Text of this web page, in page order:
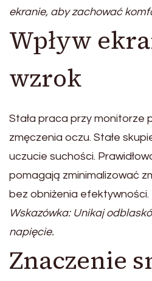
ekranie, aby zachować
Wpływ
wzrok
Stała praca przy monitorze
zmęczenia oczu. Stałe
uczucie suchości.
pomagają zminimalizować
bez obniżenia efektywności.
Wskazówka: Unikaj
napięcie.
Znaczenie